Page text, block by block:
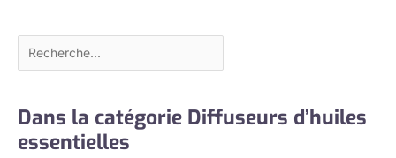
Dans la catégorie Diffuseurs d’huiles
essentielles